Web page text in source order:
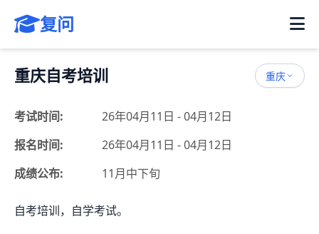
复问
重庆自考培训 重庆
考试时间:
26年04月11日 - 04月12日
报名时间:
26年04月11日 - 04月12日
成绩公布:
11月中下旬
自考培训，自学考试。